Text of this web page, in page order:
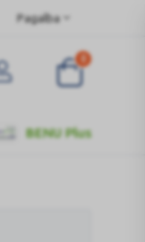
Pagalba
BENU Plus